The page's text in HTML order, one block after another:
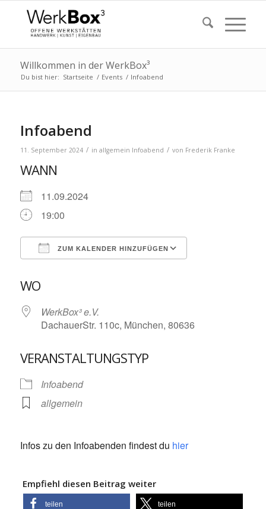
Willkommen in der WerkBox³
Du bist hier: Startseite / Events / Infoabend
Infoabend
11. September 2024 / in allgemein Infoabend / von Frederik Franke
WANN
11.09.2024
19:00
ZUM KALENDER HINZUFÜGEN
WO
WerkBox³ e.V.
DachauerStr. 110c, München, 80636
VERANSTALTUNGSTYP
Infoabend
allgemein
Infos zu den Infoabenden findest du hier
Empfiehl diesen Beitrag weiter
teilen teilen